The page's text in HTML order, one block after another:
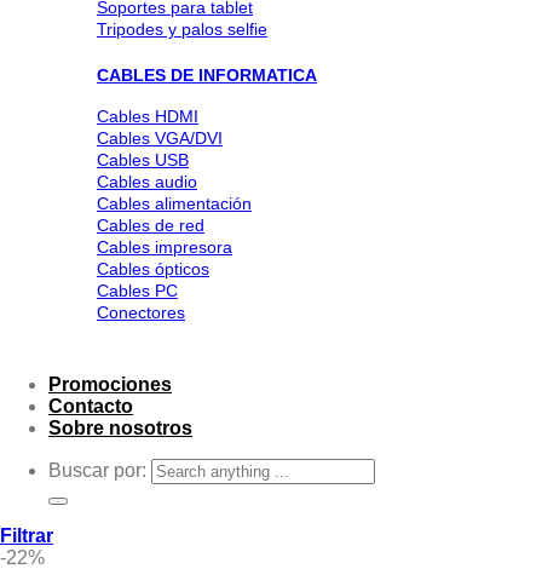
Soportes para tablet
Tripodes y palos selfie
CABLES DE INFORMATICA
Cables HDMI
Cables VGA/DVI
Cables USB
Cables audio
Cables alimentación
Cables de red
Cables impresora
Cables ópticos
Cables PC
Conectores
Promociones
Contacto
Sobre nosotros
Buscar por:
Filtrar
-22%